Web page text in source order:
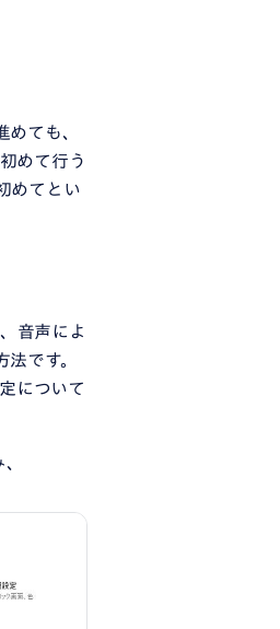
ても、
めて行う
めてとい
音声によ
です。
について